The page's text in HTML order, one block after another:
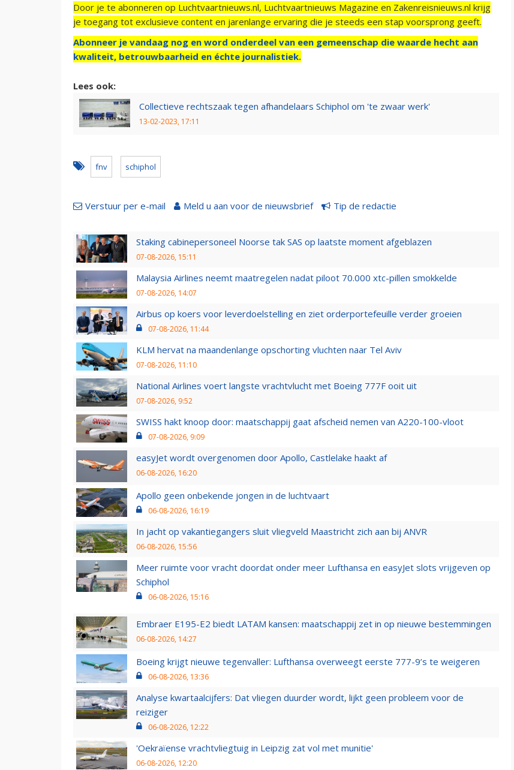
Door je te abonneren op Luchtvaartnieuws.nl, Luchtvaartnieuws Magazine en Zakenreisnieuws.nl krijg
je toegang tot exclusieve content en jarenlange ervaring die je steeds een stap voorsprong geeft.
Abonneer je vandaag nog en word onderdeel van een gemeenschap die waarde hecht aan
kwaliteit, betrouwbaarheid en échte journalistiek.
Lees ook:
Collectieve rechtszaak tegen afhandelaars Schiphol om 'te zwaar werk'
13-02-2023, 17:11
fnv schiphol
Verstuur per e-mail Meld u aan voor de nieuwsbrief Tip de redactie
Staking cabinepersoneel Noorse tak SAS op laatste moment afgeblazen
07-08-2026, 15:11
Malaysia Airlines neemt maatregelen nadat piloot 70.000 xtc-pillen smokkelde
07-08-2026, 14:07
Airbus op koers voor leverdoelstelling en ziet orderportefeuille verder groeien
07-08-2026, 11:44
KLM hervat na maandenlange opschorting vluchten naar Tel Aviv
07-08-2026, 11:10
National Airlines voert langste vrachtvlucht met Boeing 777F ooit uit
07-08-2026, 9:52
SWISS hakt knoop door: maatschappij gaat afscheid nemen van A220-100-vloot
07-08-2026, 9:09
easyJet wordt overgenomen door Apollo, Castlelake haakt af
06-08-2026, 16:20
Apollo geen onbekende jongen in de luchtvaart
06-08-2026, 16:19
In jacht op vakantiegangers sluit vliegveld Maastricht zich aan bij ANVR
06-08-2026, 15:56
Meer ruimte voor vracht doordat onder meer Lufthansa en easyJet slots vrijgeven op
Schiphol
06-08-2026, 15:16
Embraer E195-E2 biedt LATAM kansen: maatschappij zet in op nieuwe bestemmingen
06-08-2026, 14:27
Boeing krijgt nieuwe tegenvaller: Lufthansa overweegt eerste 777-9’s te weigeren
06-08-2026, 13:36
Analyse kwartaalcijfers: Dat vliegen duurder wordt, lijkt geen probleem voor de
reiziger
06-08-2026, 12:22
'Oekraïense vrachtvliegtuig in Leipzig zat vol met munitie'
06-08-2026, 12:20